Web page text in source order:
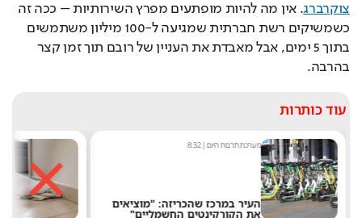
צוקרברג
. אין מה להיות מופתעים מפרץ השירותיות – ככה זה
כשמשיקים רשת חברתית שמגיעה ל-100 מיליון משתמשים
בתוך 5 ימים, אבל מאבדת את העניין של רובם תוך זמן קצר
בהרבה.
עוד כותרות
תרבות היום 8:32
במרכז שהכריזה: "מוציאים
החשמליים"
מערכת לייף סטייל היום
לא לימון ולא גרביים:
"ההזויים" לניקיון -